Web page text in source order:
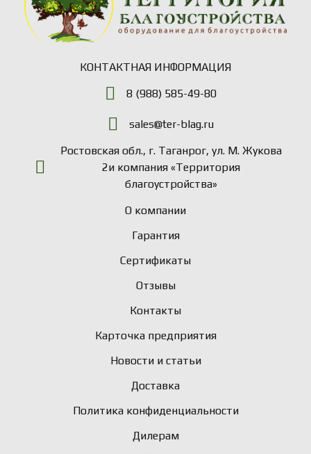
КОНТАКТНАЯ ИНФОРМАЦИЯ
8 (988) 585-49-80
sales@ter-blag.ru
Ростовская обл., г. Таганрог, ул. М. Жукова
2и компания «Территория
благоустройства»
О компании
Гарантия
Сертификаты
Отзывы
Контакты
Карточка предприятия
Новости и статьи
Доставка
Политика конфиденциальности
Дилерам